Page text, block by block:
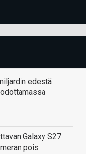
edestä
Galaxy S27
pois